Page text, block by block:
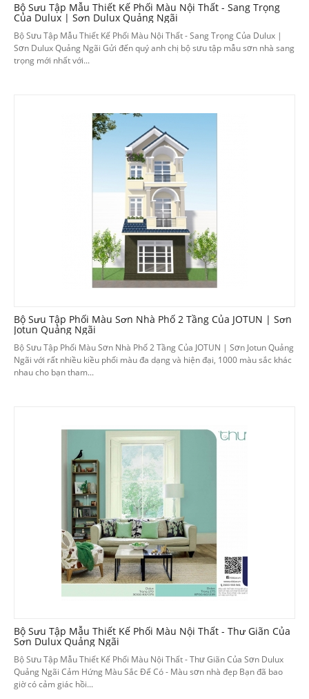
Bộ Sưu Tập Mẫu Thiết Kế Phối Màu Nội Thất - Sang Trọng
Của Dulux | Sơn Dulux Quảng Ngãi
Bộ Sưu Tập Mẫu Thiết Kế Phối Màu Nội Thất - Sang Trọng Của Dulux |
Sơn Dulux Quảng Ngãi Gửi đến quý anh chị bộ sưu tập mẫu sơn nhà sang
trọng mới nhất với...
Bộ Sưu Tập Phối Màu Sơn Nhà Phố 2 Tầng Của JOTUN | Sơn
Jotun Quảng Ngãi
Bộ Sưu Tập Phối Màu Sơn Nhà Phố 2 Tầng Của JOTUN | Sơn Jotun Quảng
Ngãi với rất nhiều kiều phối màu đa dạng và hiện đại, 1000 màu sắc khác
nhau cho bạn tham...
Bộ Sưu Tập Mẫu Thiết Kế Phối Màu Nội Thất - Thư Giãn Của
Sơn Dulux Quảng Ngãi
Bộ Sưu Tập Mẫu Thiết Kế Phối Màu Nội Thất - Thư Giãn Của Sơn Dulux
Quảng Ngãi Cảm Hứng Màu Sắc Để Có - Màu sơn nhà đẹp Bạn đã bao
giờ có cảm giác hồi...